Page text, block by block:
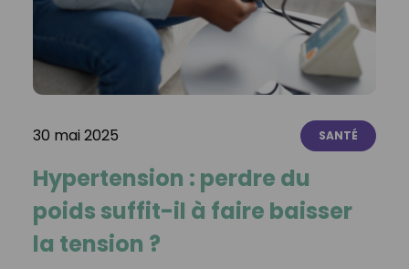
30 mai 2025 SANTÉ
Hypertension : perdre du
poids suffit-il à faire baisser
la tension ?